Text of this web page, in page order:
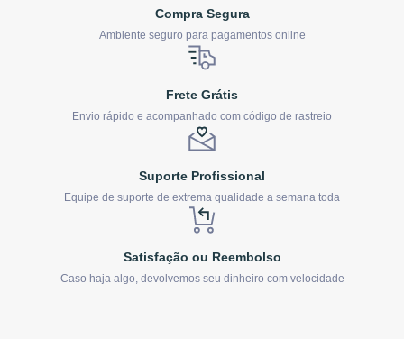
Compra Segura
Ambiente seguro para pagamentos online
Frete Grátis
Envio rápido e acompanhado com código de rastreio
Suporte Profissional
Equipe de suporte de extrema qualidade a semana toda
Satisfação ou Reembolso
Caso haja algo, devolvemos seu dinheiro com velocidade